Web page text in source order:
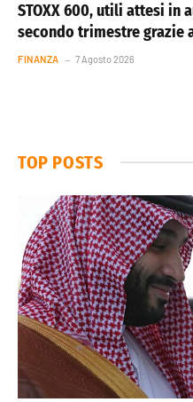
STOXX 600, utili attesi in
secondo trimestre grazie
FINANZA 7 Agosto 2026
TOP POSTS